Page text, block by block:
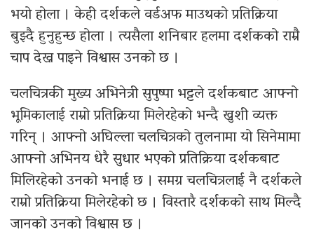
भयो होला । केही दर्शकले वर्डअफ माउथको प्रतिक्रिया
बुझ्दै हुनुहुन्छ होला । त्यसैला शनिबार हलमा दर्शकको राम्रै
चाप देख्न पाइने विश्वास उनको छ ।
चलचित्रकी मुख्य अभिनेत्री सुपुष्पा भट्टले दर्शकबाट आफ्नो
भूमिकालाई राम्रो प्रतिक्रिया मिलेरहेको भन्दै खुशी व्यक्त
गरिन् । आफ्नो अघिल्ला चलचित्रको तुलनामा यो सिनेमामा
आफ्नो अभिनय धेरै सुुधार भएको प्रतिक्रिया दर्शकबाट
मिलिरहेको उनको भनाई छ । समग्र चलचित्रलाई नै दर्शकले
राम्रो प्रतिक्रिया मिलेरहेको छ । विस्तारै दर्शकको साथ मिल्दै
जानको उनको विश्वास छ ।